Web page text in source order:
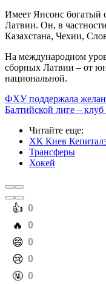
Имеет Янсонс богатый
Латвии. Он, в
Казахстана, Чехии,
На международном
сборных Латвии – от
национальной.
ФХУ поддержала
Балтийской лиге –
Читайте еще:
ХК Киев
Трансферы
Хокей
️👍 0
️🔥 0
️😄 0
️😢 0
️🤬 0